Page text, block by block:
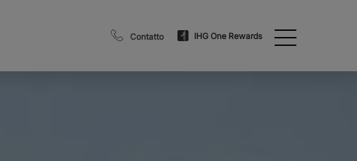
Contatto IHG One Rewards